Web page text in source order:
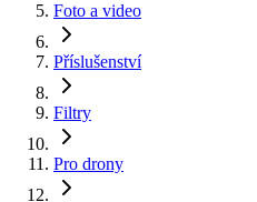
Foto a video
Příslušenství
Filtry
Pro drony